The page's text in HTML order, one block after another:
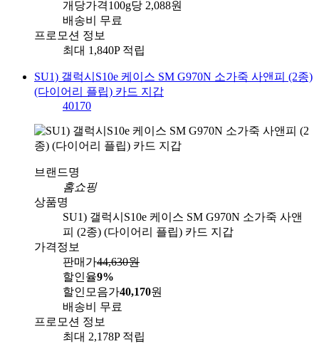
개당가격100g당 2,088원
배송비
무료
프로모션 정보
최대 1,840P 적립
SU1) 갤럭시S10e 케이스 SM G970N 소가죽 사앤피 (2종)
(다이어리 플립) 카드 지갑
40170
브랜드명
홈쇼핑
상품명
SU1) 갤럭시S10e 케이스 SM G970N 소가죽 사앤
피 (2종) (다이어리 플립) 카드 지갑
가격정보
판매가44,630원
할인율9%
할인모음가40,170원
배송비
무료
프로모션 정보
최대 2,178P 적립